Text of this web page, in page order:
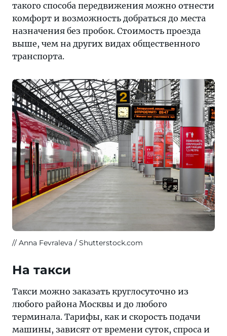
такого способа передвижения можно отнести
комфорт и возможность добраться до места
назначения без пробок. Стоимость проезда
выше, чем на других видах общественного
транспорта.
Anna Fevraleva / Shutterstock.com
На такси
Такси можно заказать круглосуточно из
любого района Москвы и до любого
терминала. Тарифы, как и скорость подачи
машины, зависят от времени суток, спроса и